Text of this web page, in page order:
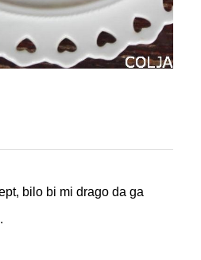
bilo bi mi drago da ga